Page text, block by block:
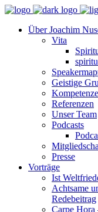
Über Joachim
Vita
Geistige
Referenzen
Unser Team
Podcasts
Presse
Vorträge
Ist
Achtsame
Redebeitrag
Carpe Hora